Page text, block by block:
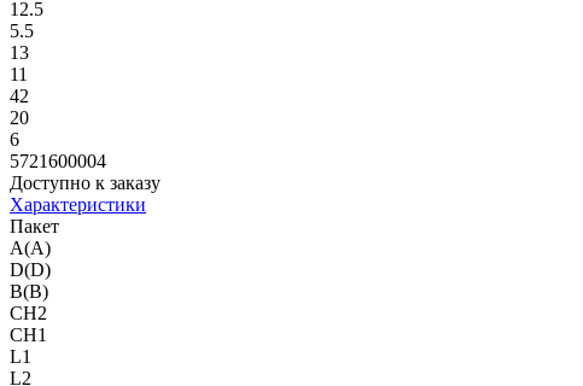
12.5
5.5
13
11
42
20
6
5721600004
Доступно к заказу
Характеристики
Пакет
A(A)
D(D)
B(B)
CH2
CH1
L1
L2